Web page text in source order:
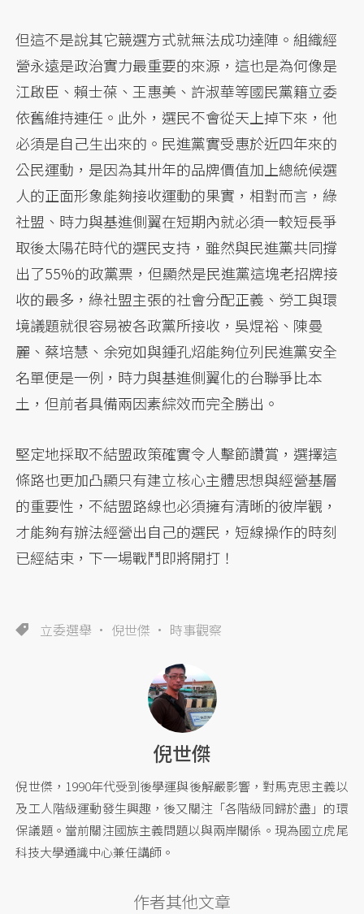
但這不是說其它競選方式就無法成功達陣。組織經
營永遠是政治實力最重要的來源，這也是為何像是
江啟臣、賴士葆、王惠美、許淑華等國民黨籍立委
依舊維持連任。此外，選民不會從天上掉下來，他
必須是自己生出來的。民進黨實受惠於近四年來的
公民運動，是因為其卅年的品牌價值加上總統候選
人的正面形象能夠接收運動的果實，相對而言，綠
社盟、時力與基進側翼在短期內就必須一較短長爭
取後太陽花時代的選民支持，雖然與民進黨共同撐
出了55%的政黨票，但顯然是民進黨這塊老招牌接
收的最多，綠社盟主張的社會分配正義、勞工與環
境議題就很容易被各政黨所接收，吳焜裕、陳曼
麗、蔡培慧、余宛如與鍾孔炤能夠位列民進黨安全
名單便是一例，時力與基進側翼化的台聯爭比本
土，但前者具備兩因素綜效而完全勝出。
堅定地採取不結盟政策確實令人擊節讚賞，選擇這
條路也更加凸顯只有建立核心主體思想與經營基層
的重要性，不結盟路線也必須擁有清晰的彼岸觀，
才能夠有辦法經營出自己的選民，短線操作的時刻
已經結束，下一場戰鬥即將開打！
立委選舉 倪世傑 時事觀察
倪世傑
倪世傑，1990年代受到後學運與後解嚴影響，對馬克思主義以
及工人階級運動發生興趣，後又關注「各階級同歸於盡」的環
保議題。當前關注國族主義問題以與兩岸關係。現為國立虎尾
科技大學通識中心兼任講師。
作者其他文章